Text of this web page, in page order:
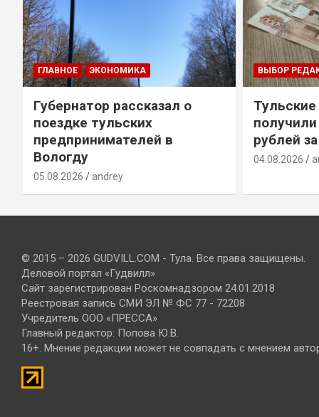
ГЛАВНОЕ ЭКОНОМИКА
Губернатор рассказал о
поездке тульских
предпринимателей в
Вологду
05.08.2026 andrey
ВЫБОР
рублей
04.08.2026
© 2015 – 2026 GUDVILL.COM - Тула. Все права защищены.
Деловой портал «Гудвилл»
Сайт зарегистрирован Роскомнадзором 24.01.2018
Реестровая запись СМИ ЭЛ № ФС 77 - 72208
Учредитель ООО «ПРЕССА»
Главный редактор: Попова Ю.В.
16+. Мнение редакции может не совпадать с мнением